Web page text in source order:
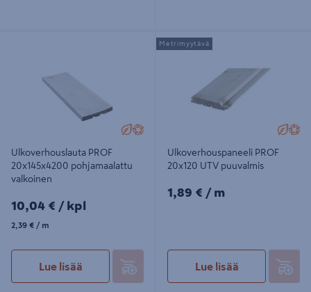
Ulkoverhouslauta PROF
20x145x4200 pohjamaalattu
valkoinen
10,04€/kpl
10,04 € / kpl
2,39€/m
2,39 € / m
Lue lisää
Ulkoverhouspaneeli PROF 20x120
UTV puuvalmis
Ulkoverhouspaneeli PROF
20x120 UTV puuvalmis
1,89€/m
1,89 € / m
Lue lisää
Metrimyytävä